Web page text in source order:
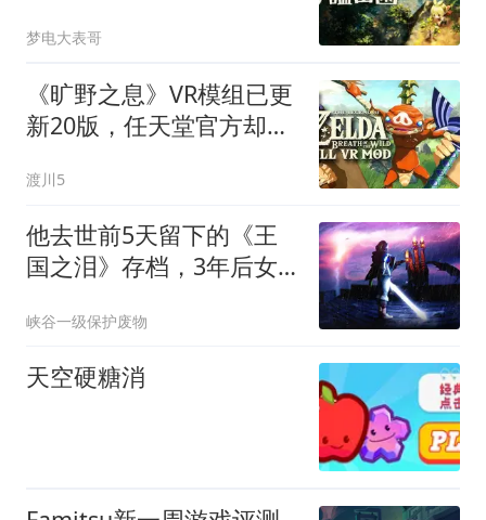
梦电大表哥
《旷野之息》VR模组已更
新20版，任天堂官方却从
渡川5
他去世前5天留下的《王
国之泪》存档，3年后女
峡谷一级保护废物
天空硬糖消